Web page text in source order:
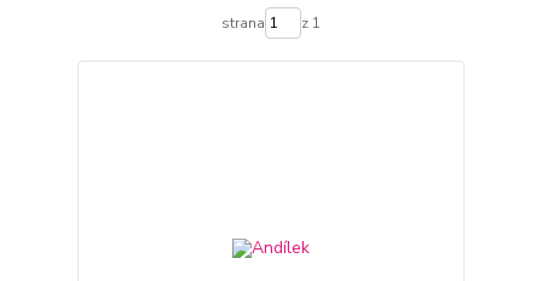
strana z 1